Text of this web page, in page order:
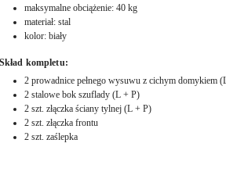
maksymalne obciążenie: 40 kg
materiał: stal
kolor: biały
Skład kompletu:
2 prowadnice pełnego wysuwu z cichym domykiem
2 stalowe bok szuflady (L + P)
2 szt. złączka ściany tylnej (L + P)
2 szt. złączka frontu
2 szt. zaślepka